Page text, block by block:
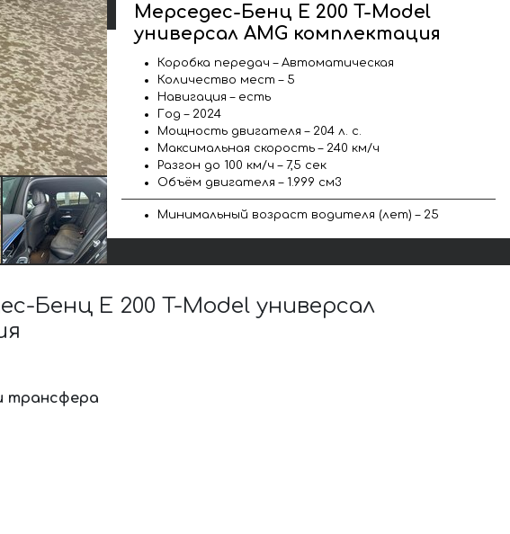
Мерседес-Бенц E 200 T-Model
универсал AMG комплектация
Коробка передач – Автоматическая
Количество мест – 5
Навигация – есть
Год – 2024
Мощность двигателя – 204 л. с.
Максимальная скорость – 240 км/ч
Разгон до 100 км/ч – 7,5 сек
Объём двигателя – 1.999 см3
Минимальный возраст водителя (лет) – 25
Бенц E 200 T-Model универсал
трансфера